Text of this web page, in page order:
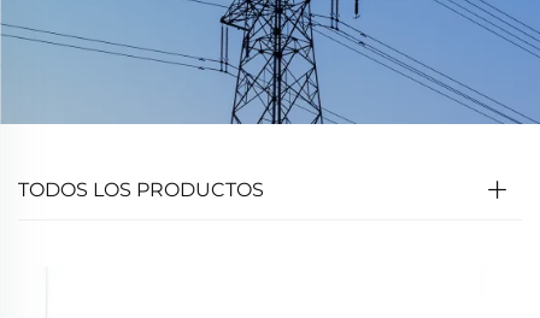
TODOS LOS PRODUCTOS